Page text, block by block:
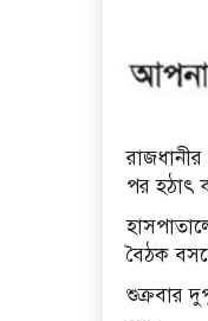
পর হঠাৎ
বৈঠক
শুক্রবার